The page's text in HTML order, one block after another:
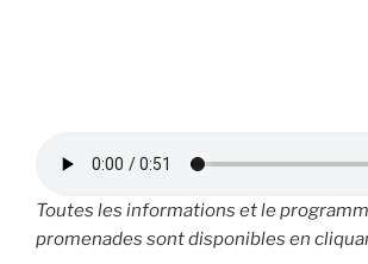
Toutes les informations et le
promenades sont disponibles en